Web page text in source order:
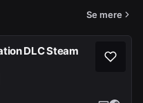
Se mere
DLC Steam